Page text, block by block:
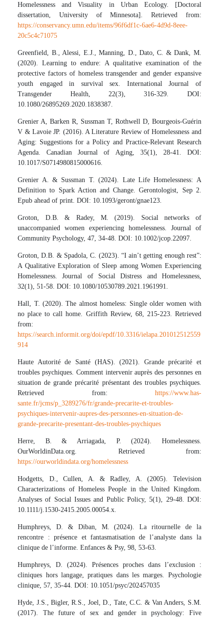
Homelessness and Visuality in Urban Ecology. [Doctoral
dissertation, University of Minnesota]. Retrieved from:
https://conservancy.umn.edu/items/96f6df1c-6ae6-4d9d-8eee-
20c5c4c71075
Greenfield, B., Alessi, E.J., Manning, D., Dato, C. & Dank, M.
(2020). Learning to endure: A qualitative examination of the
protective factors of homeless transgender and gender expansive
youth engaged in survival sex. International Journal of
Transgender Health, 22(3), 316-329. DOI:
10.1080/26895269.2020.1838387.
Grenier A, Barken R, Sussman T, Rothwell D, Bourgeois-Guérin
V & Lavoie JP. (2016). A Literature Review of Homelessness and
Aging: Suggestions for a Policy and Practice-Relevant Research
Agenda. Canadian Journal of Aging, 35(1), 28-41. DOI:
10.1017/S0714980815000616.
Grenier A. & Sussman T. (2024). Late Life Homelessness: A
Definition to Spark Action and Change. Gerontologist, Sep 2.
Epub ahead of print. DOI: 10.1093/geront/gnae123.
Groton, D.B. & Radey, M. (2019). Social networks of
unaccompanied women experiencing homelessness. Journal of
Community Psychology, 47, 34-48. DOI: 10.1002/jcop.22097.
Groton, D.B. & Spadola, C. (2023). “I ain’t getting enough rest”:
A Qualitative Exploration of Sleep among Women Experiencing
Homelessness. Journal of Social Distress and Homelessness,
32(1), 51-58. DOI: 10.1080/10530789.2021.1961991.
Hall, T. (2020). The almost homeless: Single older women with
no place to call home. Griffith Review, 68, 215-223. Retrieved
from:
https://search.informit.org/doi/epdf/10.3316/ielapa.201012512559
914
Haute Autorité de Santé (HAS). (2021). Grande précarité et
troubles psychiques. Comment intervenir auprès des personnes en
situation de grande précarité présentant des troubles psychiques.
Retrieved from: https://www.has-
sante.fr/jcms/p_3289276/fr/grande-precarite-et-troubles-
psychiques-intervenir-aupres-des-personnes-en-situation-de-
grande-precarite-presentant-des-troubles-psychiques
Herre, B. & Arriagada, P. (2024). Homelessness.
OurWorldinData.org. Retrieved from:
https://ourworldindata.org/homelessness
Hodgetts, D., Cullen, A. & Radley, A. (2005). Television
Characterizations of Homeless People in the United Kingdom.
Analyses of Social Issues and Public Policy, 5(1), 29-48. DOI:
10.1111/j.1530-2415.2005.00054.x.
Humphreys, D. & Diban, M. (2024). La ritournelle de la
rencontre : présence et fantasmatisation de l’analyste dans la
clinique de l’informe. Enfances & Psy, 98, 53-63.
Humphreys, D. (2024). Présences proches dans l’exclusion :
cliniques hors langage, pratiques dans les marges. Psychologie
clinique, 57, 35-44. DOI: 10.1051/psyc/202457035
Hyde, J.S., Bigler, R.S., Joel, D., Tate, C.C. & Van Anders, S.M.
(2017). The future of sex and gender in psychology: Five